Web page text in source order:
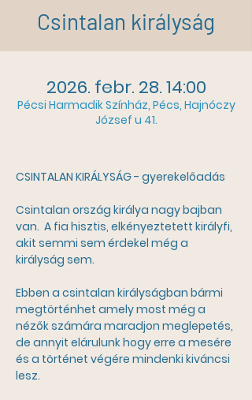
Csintalan királyság
2026. febr. 28. 14:00
Pécsi Harmadik Színház, Pécs, Hajnóczy
József u 41.
CSINTALAN KIRÁLYSÁG - gyerekelőadás
Csintalan ország királya nagy bajban
van.  A fia hisztis, elkényeztetett királyfi,
akit semmi sem érdekel még a
királyság sem.
Ebben a csintalan királyságban bármi
megtörténhet amely most még a
nézők számára maradjon meglepetés,
de annyit elárulunk hogy erre a mesére
és a történet végére mindenki kiváncsi
lesz.